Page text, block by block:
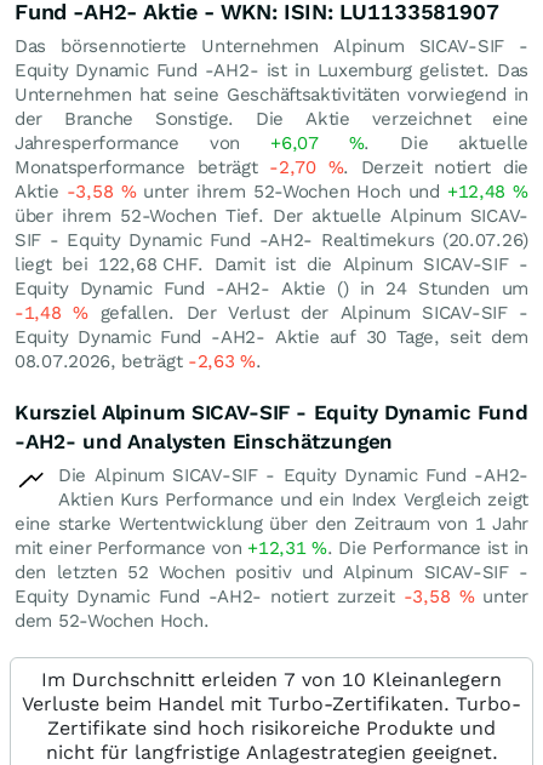
Fund -AH2- Aktie - WKN: ISIN: LU1133581907
Das börsennotierte Unternehmen Alpinum SICAV-SIF -
Equity Dynamic Fund -AH2- ist in Luxemburg gelistet. Das
Unternehmen hat seine Geschäftsaktivitäten vorwiegend in
der Branche Sonstige. Die Aktie verzeichnet eine
Jahresperformance von +6,07 %. Die aktuelle
Monatsperformance beträgt -2,70 %. Derzeit notiert die
Aktie -3,58 %unter ihrem 52-Wochen Hoch und +12,48%
über ihrem 52-Wochen Tief. Der aktuelle Alpinum SICAV-
SIF - Equity Dynamic Fund -AH2- Realtimekurs (20.07.26)
liegt bei 122,68 CHF. Damit ist die Alpinum SICAV-SIF -
Equity Dynamic Fund -AH2- Aktie () in 24 Stunden um
-1,48%gefallen. Der Verlust der Alpinum SICAV-SIF -
Equity Dynamic Fund -AH2- Aktie auf 30 Tage, seit dem
08.07.2026, beträgt -2,63%.
Kursziel Alpinum SICAV-SIF - Equity Dynamic Fund
-AH2- und Analysten Einschätzungen
Die Alpinum SICAV-SIF - Equity Dynamic Fund -AH2-
Aktien Kurs Performance und ein Index Vergleich zeigt
eine starke Wertentwicklung über den Zeitraum von 1 Jahr
mit einer Performance von +12,31%. Die Performance ist in
den letzten 52 Wochen positiv und Alpinum SICAV-SIF -
Equity Dynamic Fund -AH2- notiert zurzeit -3,58 %unter
dem 52-Wochen Hoch.
Im Durchschnitt erleiden 7 von 10 Kleinanlegern
Verluste beim Handel mit Turbo-Zertifikaten. Turbo-
Zertifikate sind hoch risikoreiche Produkte und
nicht für langfristige Anlagestrategien geeignet.